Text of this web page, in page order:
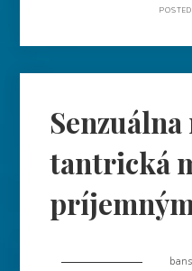
Senzuálna
tantrická